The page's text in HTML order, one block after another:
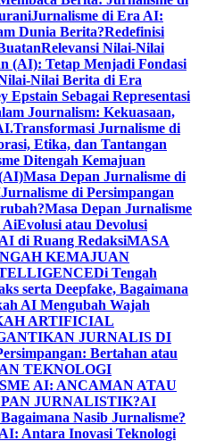
Jurnalisme di Era AI:
Dunia Berita?Redefinisi
Relevansi Nilai-Nilai
(AI): Tetap Menjadi Fondasi
Nilai Berita di Era
Epstain Sebagai Representasi
Journalism: Kekuasaan,
Transformasi Jurnalisme di
Etika, dan Tantangan
Ditengah Kemajuan
Masa Depan Jurnalisme di
Jurnalisme di Persimpangan
Masa Depan Jurnalisme
AiEvolusi atau Devolusi
di Ruang RedaksiMASA
KEMAJUAN
Di Tengah
serta Deepfake, Bagaimana
AI Mengubah Wajah
ARTIFICIAL
JURNALIS DI
Bertahan atau
TEKNOLOGI
AI: ANCAMAN ATAU
JURNALISTIK?AI
Nasib Jurnalisme?
Antara Inovasi Teknologi